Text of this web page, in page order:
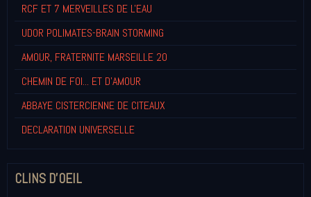
RCF ET 7 MERVEILLES DE L'EAU
UDOR POLIMATES-BRAIN STORMING
AMOUR, FRATERNITE MARSEILLE 20
CHEMIN DE FOI... ET D'AMOUR
ABBAYE CISTERCIENNE DE CITEAUX
DECLARATION UNIVERSELLE
CLINS D'OEIL